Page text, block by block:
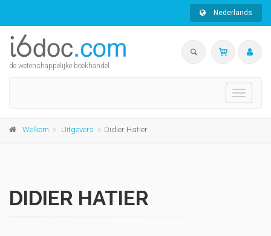
Nederlands
de wetenshappelijke boekhandel
Toggle
Welkom Uitgevers Didier Hatier
DIDIER HATIER